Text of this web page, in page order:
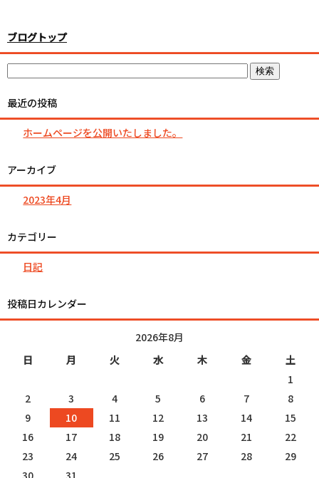
ブログトップ
最近の投稿
ホームページを公開いたしました。
アーカイブ
2023年4月
カテゴリー
日記
投稿日カレンダー
2026年8月
日
月 火 水 木 金
土
1
2
3 4 5 6 7
8
9
10 11 12 13 14
15
16
17 18 19 20 21
22
23
24 25 26 27 28
29
30
31